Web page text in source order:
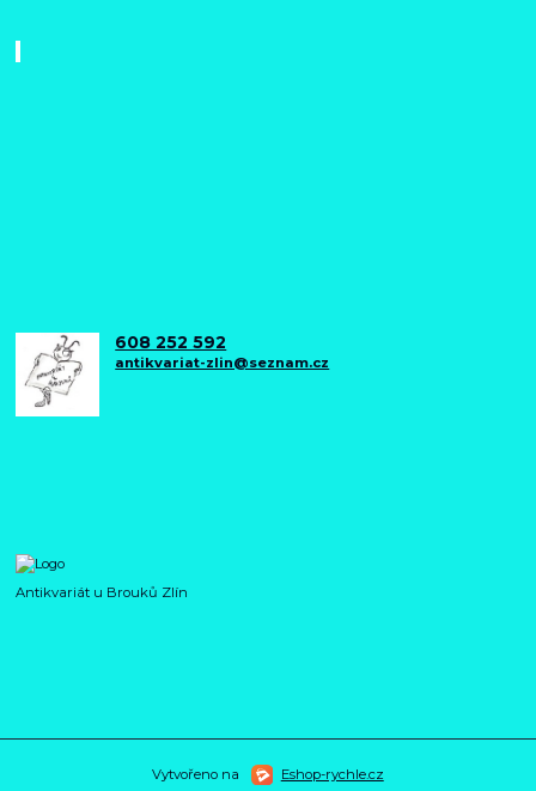
608 252 592
antikvariat-zlin@seznam.cz
Antikvariát u Brouků Zlín
Vytvořeno na Eshop-rychle.cz